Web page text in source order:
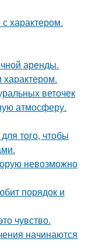
характером.
аренды.
веточек
атмосферу.
того, чтобы
невозможно
порядок и
чувство.
начинаются